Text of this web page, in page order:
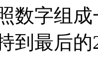
数字组
到最后